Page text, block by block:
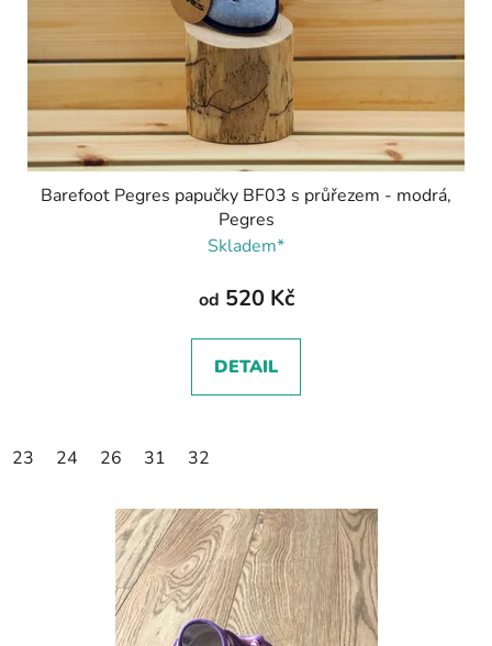
Barefoot Pegres papučky BF03 s průřezem - modrá,
Pegres
Skladem*
od 520 Kč
DETAIL
23 24 26 31 32